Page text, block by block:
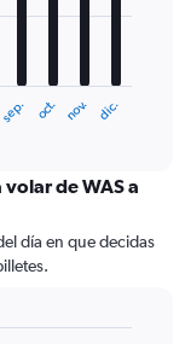
sep. oct. nov. dic.
de WAS a
día en que decidas